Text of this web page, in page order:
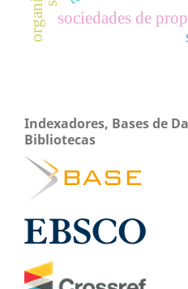
sociedades de
Indexadores, Bases de
Bibliotecas